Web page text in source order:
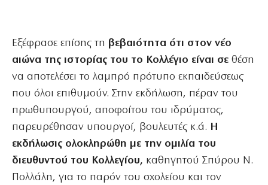
Εξέφρασε επίσης τη βεβαιότητα ότι στον νέο
αιώνα της ιστορίας του το Κολλέγιο είναι σε θέση
να αποτελέσει το λαμπρό πρότυπο εκπαιδεύσεως
που όλοι επιθυμούν. Στην εκδήλωση, πέραν του
πρωθυπουργού, αποφοίτου του ιδρύματος,
παρευρέθησαν υπουργοί, βουλευτές κ.ά. Η
εκδήλωσις ολοκληρώθη με την ομιλία του
διευθυντού του Κολλεγίου, καθηγητού Σπύρου Ν.
Πολλάλη, για το παρόν του σχολείου και τον